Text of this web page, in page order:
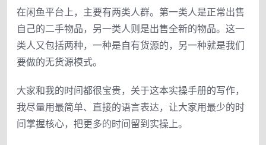
在闲鱼平台上，主要有两类人群。第一类人是正常出售
自己的二手物品，另一类人则是出售全新的物品。这一
类人又包括两种，一种是自有货源的，另一种就是我们
要做的无货源模式。
大家和我的时间都很宝贵，关于这本实操手册的写作，
我尽量用最简单、直接的语言表达，让大家用最少的时
间掌握核心，把更多的时间留到实操上。